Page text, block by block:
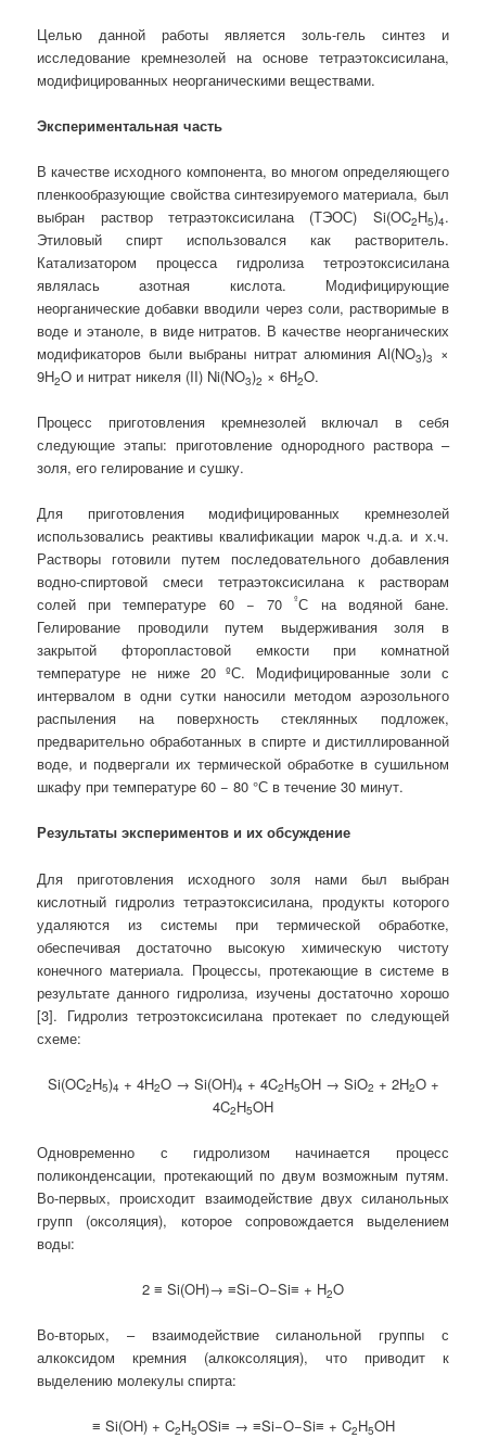
Целью данной работы является золь-гель синтез и
исследование кремнезолей на основе тетраэтоксисилана,
модифицированных неорганическими веществами.
Экспериментальная часть
В качестве исходного компонента, во многом определяющего
пленкообразующие свойства синтезируемого материала, был
выбран раствор тетраэтоксисилана (ТЭОС) Si(OC2H5)4.
Этиловый спирт использовался как растворитель.
Катализатором процесса гидролиза тетроэтоксисилана
являлась азотная кислота. Модифицирующие
неорганические добавки вводили через соли, растворимые в
воде и этаноле, в виде нитратов. В качестве неорганических
модификаторов были выбраны нитрат алюминия Al(NO3)3
×
9H2O и нитрат никеля (II) Ni(NO3)2 × 6H2O.
Процесс приготовления кремнезолей включал в себя
следующие этапы: приготовление однородного раствора –
золя, его гелирование и сушку.
Для приготовления модифицированных кремнезолей
использовались реактивы квалификации марок ч.д.а. и х.ч.
Растворы готовили путем последовательного добавления
водно-спиртовой смеси тетраэтоксисилана к растворам
солей при температуре 60 − 70ºС на водяной бане.
Гелирование проводили путем выдерживания золя в
закрытой фторопластовой емкости при комнатной
температуре не ниже 20 ºС. Модифицированные золи с
интервалом в одни сутки наносили методом аэрозольного
распыления на поверхность стеклянных подложек,
предварительно обработанных в спирте и дистиллированной
воде, и подвергали их термической обработке в сушильном
шкафу при температуре 60 − 80 °С в течение 30 минут.
Результаты экспериментов и их обсуждение
Для приготовления исходного золя нами был выбран
кислотный гидролиз тетраэтоксисилана, продукты которого
удаляются из системы при термической обработке,
обеспечивая достаточно высокую химическую чистоту
конечного материала. Процессы, протекающие в системе в
результате данного гидролиза, изучены достаточно хорошо
[3]. Гидролиз тетроэтоксисилана протекает по следующей
схеме:
Si(OC2H5)4 + 4H2O → Si(OH)4 + 4C2H5OH → SiO2 + 2H2O +
4C2H5OH
Одновременно с гидролизом начинается процесс
поликонденсации, протекающий по двум возможным путям.
Во-первых, происходит взаимодействие двух силанольных
групп (оксоляция), которое сопровождается выделением
воды:
2 ≡ Si(OH)→ ≡Si−O−Si≡ + H2O
Во-вторых, – взаимодействие силанольной группы с
алкоксидом кремния (алкоксоляция), что приводит к
выделению молекулы спирта:
≡ Si(OH) + C2H5OSi≡ → ≡Si−O−Si≡ + C2H5OH